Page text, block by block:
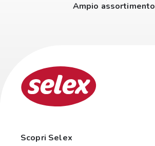
Ampio assortimento
Scopri Selex